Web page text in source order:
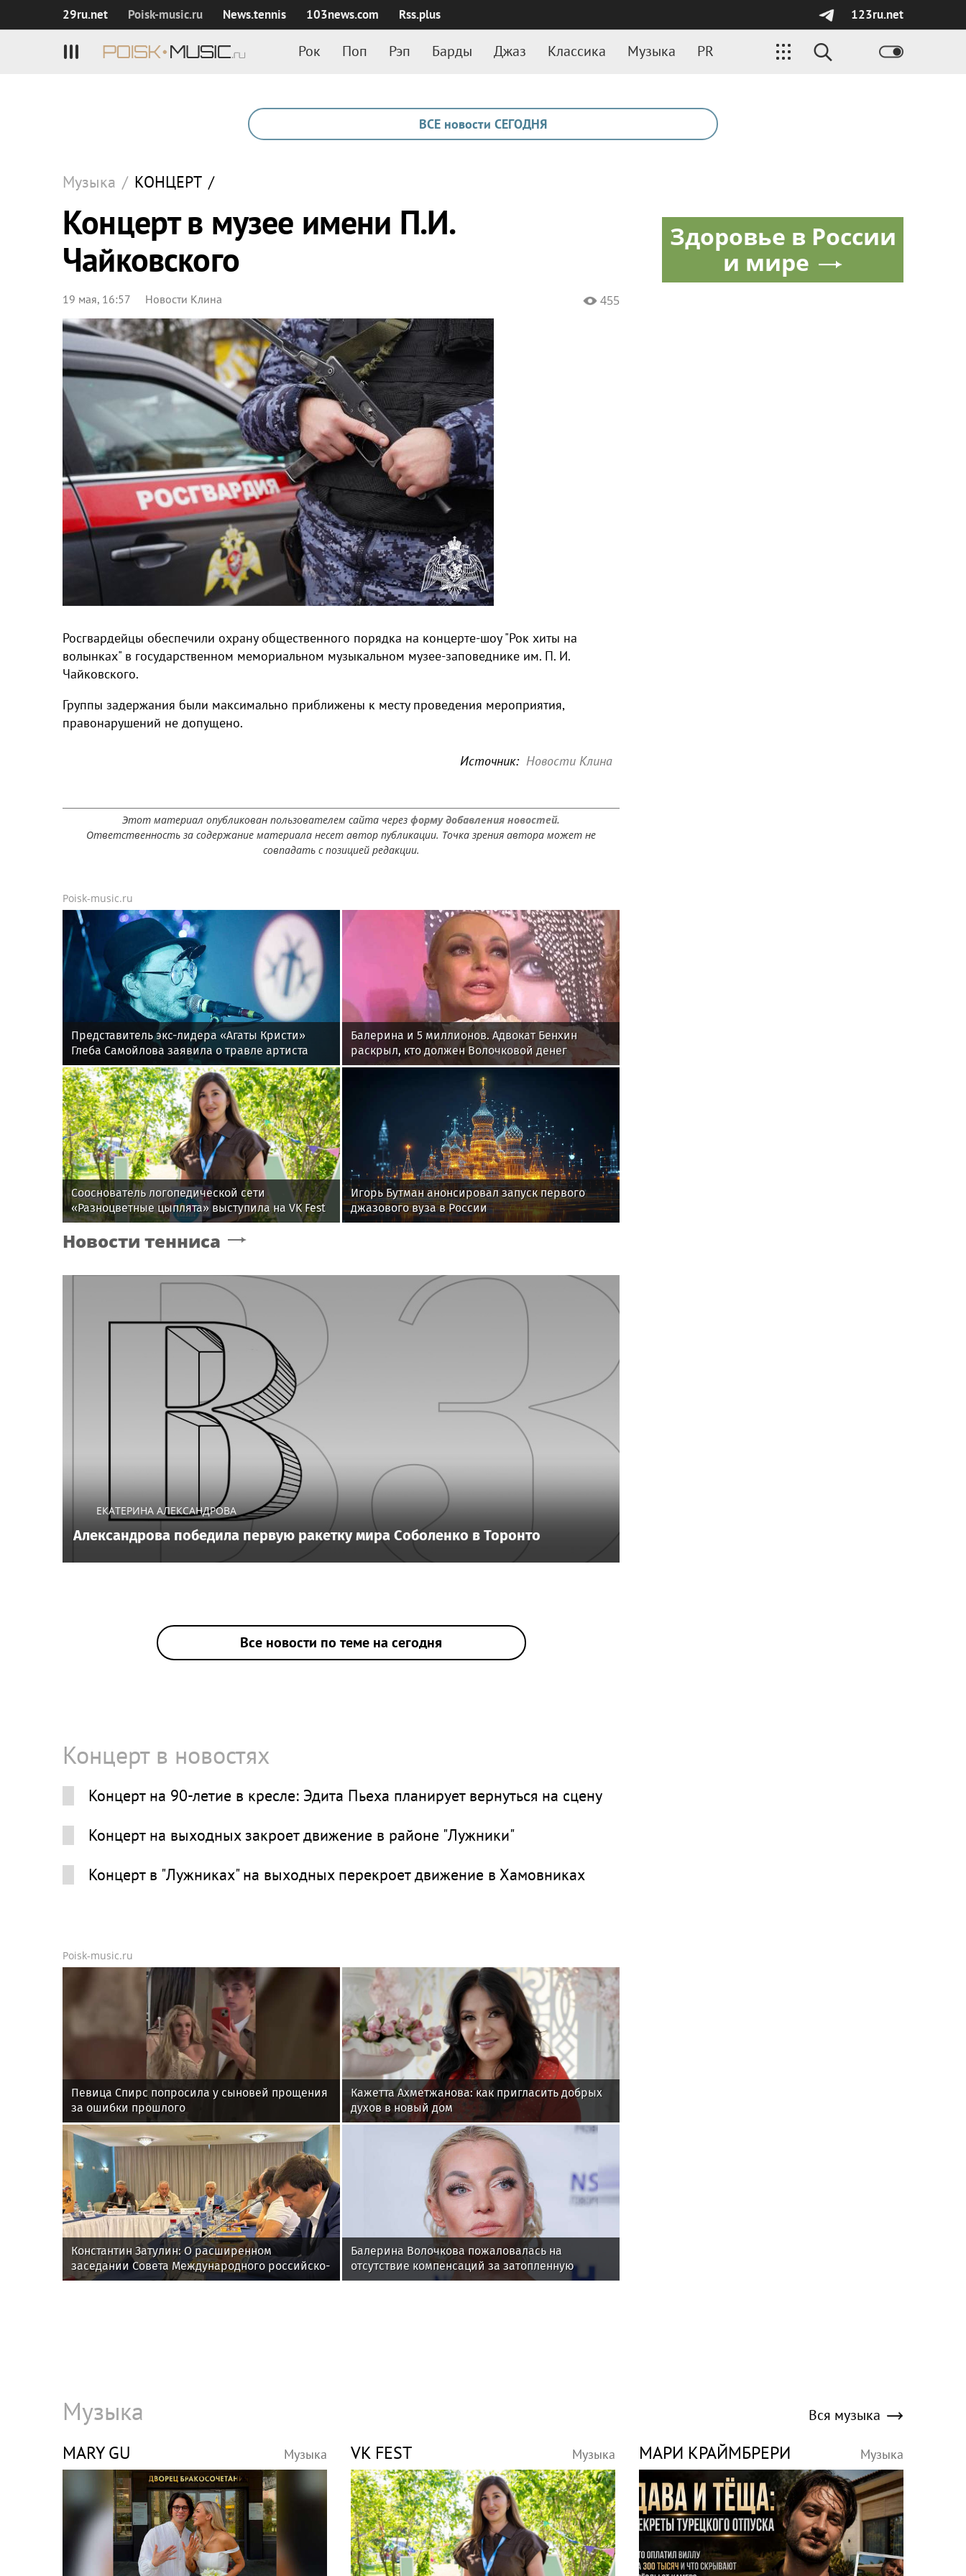
29ru.net Poisk‑music.ru News.tennis 103news.com Rss.plus 123ru.net
Рок Поп Рэп Барды Джаз Классика Музыка PR
ВСЕ новости СЕГОДНЯ
Музыка / КОНЦЕРТ /
Концерт в музее имени П.И.
Чайковского
19 мая, 16:57 Новости Клина 455
Росгвардейцы обеспечили охрану общественного порядка на концерте-шоу "Рок хиты на
волынках" в государственном мемориальном музыкальном музее-заповеднике им. П. И.
Чайковского.
Группы задержания были максимально приближены к месту проведения мероприятия,
правонарушений не допущено.
Источник: Новости Клина
Этот материал опубликован пользователем сайта через форму добавления новостей.
Ответственность за содержание материала несет автор публикации. Точка зрения автора может не
совпадать с позицией редакции.
Poisk-music.ru
Представитель экс-лидера «Агаты Кристи»
Глеба Самойлова заявила о травле артиста
Балерина и 5 миллионов. Адвокат Бенхин
раскрыл, кто должен Волочковой денег
Сооснователь логопедической сети
«Разноцветные цыплята» выступила на VK Fest
Игорь Бутман анонсировал запуск первого
джазового вуза в России
Новости тенниса
ЕКАТЕРИНА АЛЕКСАНДРОВА
Александрова победила первую ракетку мира Соболенко в Торонто
Все новости по теме на сегодня
Концерт в новостях
Концерт на 90-летие в кресле: Эдита Пьеха планирует вернуться на сцену
Концерт на выходных закроет движение в районе "Лужники"
Концерт в "Лужниках" на выходных перекроет движение в Хамовниках
Poisk-music.ru
Певица Спирс попросила у сыновей прощения
за ошибки прошлого
Кажетта Ахметжанова: как пригласить добрых
духов в новый дом
Константин Затулин: О расширенном
заседании Совета Международного российско-
армянского «Лазаревского клуба»
Балерина Волочкова пожаловалась на
отсутствие компенсаций за затопленную
квартиру
Здоровье в России
и мире
Музыка Вся музыка
MARY GU Музыка VK FEST Музыка МАРИ КРАЙМБРЕРИ Музыка